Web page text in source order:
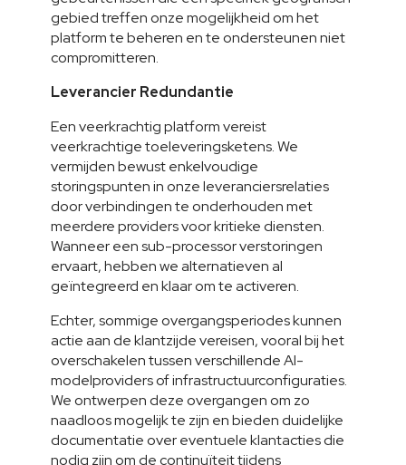
gebied treffen onze mogelijkheid om het
platform te beheren en te ondersteunen niet
compromitteren.
Leverancier Redundantie
Een veerkrachtig platform vereist
veerkrachtige toeleveringsketens. We
vermijden bewust enkelvoudige
storingspunten in onze leveranciersrelaties
door verbindingen te onderhouden met
meerdere providers voor kritieke diensten.
Wanneer een sub-processor verstoringen
ervaart, hebben we alternatieven al
geïntegreerd en klaar om te activeren.
Echter, sommige overgangsperiodes kunnen
actie aan de klantzijde vereisen, vooral bij het
overschakelen tussen verschillende AI-
modelproviders of infrastructuurconfiguraties.
We ontwerpen deze overgangen om zo
naadloos mogelijk te zijn en bieden duidelijke
documentatie over eventuele klantacties die
nodig zijn om de continuïteit tijdens